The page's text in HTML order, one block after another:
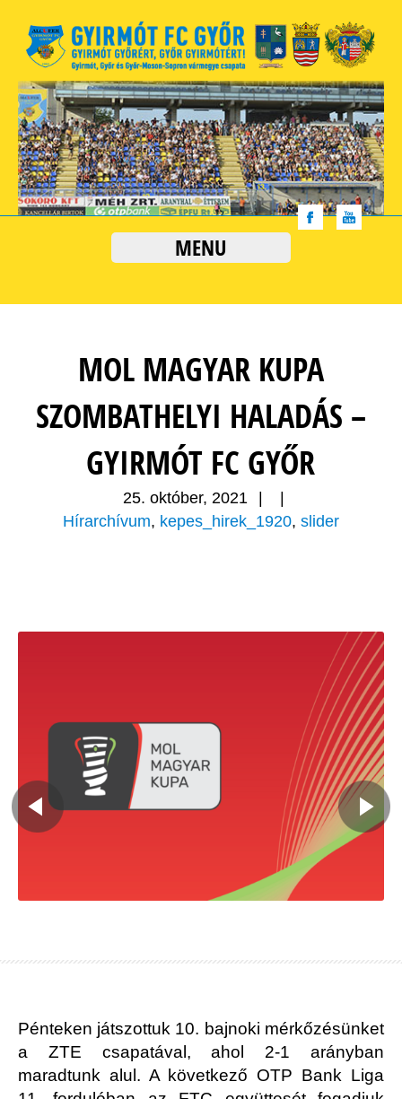
MENU
MOL MAGYAR KUPA
SZOMBATHELYI HALADÁS –
GYIRMÓT FC GYŐR
25. október, 2021
Hírarchívum, kepes_hirek_1920, slider
Pénteken játszottuk 10. bajnoki mérkőzésünket
a ZTE csapatával, ahol 2-1 arányban
maradtunk alul. A következő OTP Bank Liga